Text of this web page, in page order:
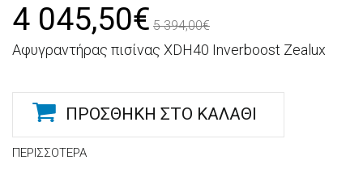
4 045,50€ 5 394,00€
Αφυγραντήρας πισίνας XDH40 Inverboost Zealux
ΠΡΟΣΘΉΚΗ ΣΤΟ ΚΑΛΆΘΙ
ΠΕΡΙΣΣΌΤΕΡΑ